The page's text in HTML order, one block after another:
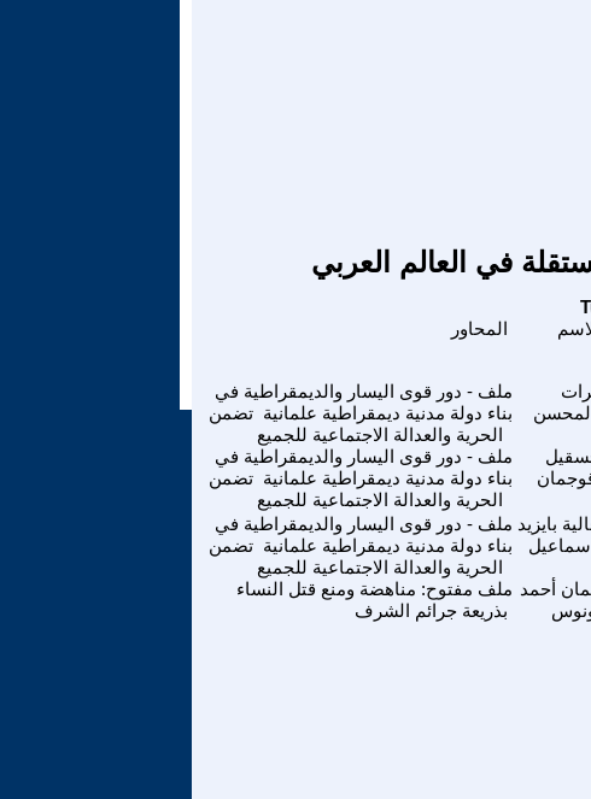
في العالم العربي
ملف - دور قوى اليسار والديمقراطية في
بناء دولة مدنية ديمقراطية علمانية تضمن
ملف - دور قوى اليسار والديمقراطية في
بناء دولة مدنية ديمقراطية علمانية تضمن
ملف - دور قوى اليسار والديمقراطية في
بناء دولة مدنية ديمقراطية علمانية تضمن
بايزيد
ملف مفتوح: مناهضة ومنع قتل النساء
بذريعة جرائم الشرف
أحمد